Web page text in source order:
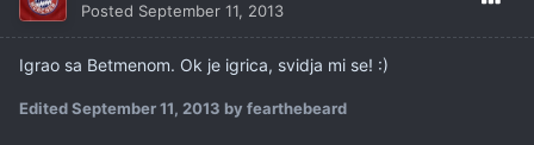
Posted September 11, 2013
Igrao sa Betmenom. Ok je igrica, svidja mi se! :)
EditedSeptember 11, 2013 by fearthebeard